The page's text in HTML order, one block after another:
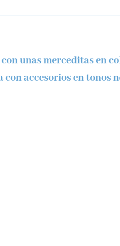
unas merceditas en
accesorios en tonos